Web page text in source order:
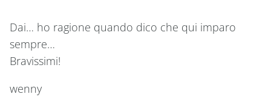
Dai… ho ragione quando dico che qui imparo
sempre…
Bravissimi!
wenny